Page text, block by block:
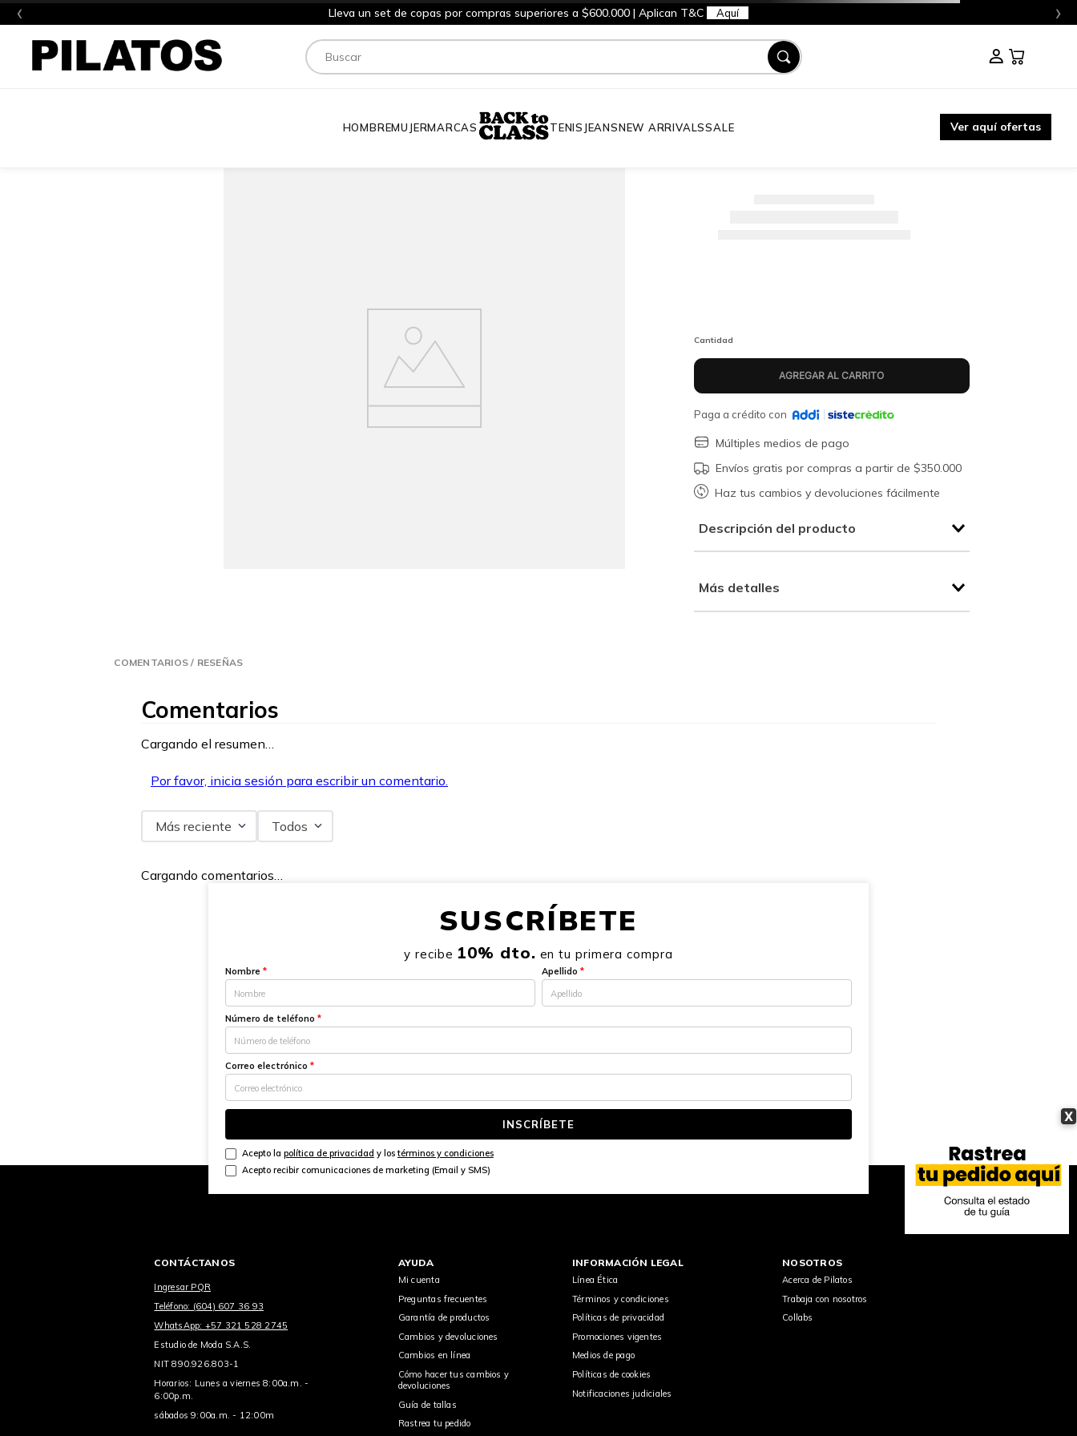
‹ Lleva un set de copas por compras superiores a $600.000 | Aplican T&C Aquí ›
Buscar
HOMBREMUJERMARCAS TENIS JEANSNEW ARRIVALSSALE Ver aquí ofertas
X
Cantidad
Paga a crédito con
Múltiples medios de pago
Envíos gratis por compras a partir de $350.000
Haz tus cambios y devoluciones fácilmente
Descripción del producto
Más detalles
COMENTARIOS / RESEÑAS
Comentarios
Cargando el resumen…
Por favor, inicia sesión para escribir un comentario.
Más reciente Todos
Cargando comentarios…
SUSCRÍBETE
y recibe 10% dto. en tu primera compra
Nombre * Apellido *
Número de teléfono *
Correo electrónico *
INSCRÍBETE
Acepto la política de privacidad y lostérminos y condiciones
Acepto recibir comunicaciones de marketing (Email y SMS)
CONTÁCTANOS
Ingresar PQR
Teléfono: (604) 607 36 93
WhatsApp: +57 321 528 2745
Estudio de Moda S.A.S.
NIT 890.926.803-1
Horarios: Lunes a viernes 8:00a.m. -
6:00p.m.
sábados 9:00a.m. - 12:00m
AYUDA
Mi cuenta
Preguntas frecuentes
Garantía de productos
Cambios y devoluciones
Cambios en línea
Cómo hacer tus cambios y
devoluciones
Guía de tallas
Rastrea tu pedido
INFORMACIÓN LEGAL
Línea Ética
Términos y condiciones
Políticas de privacidad
Promociones vigentes
Medios de pago
Políticas de cookies
Notificaciones judiciales
NOSOTROS
Acerca de Pilatos
Trabaja con nosotros
Collabs